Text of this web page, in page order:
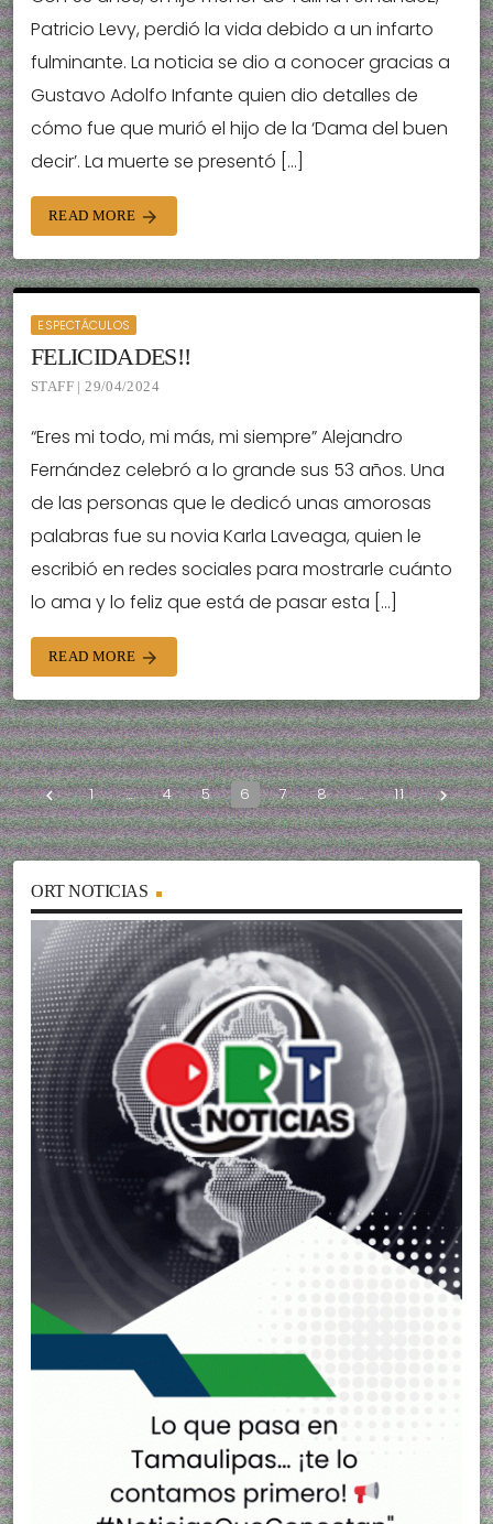
Patricio Levy, perdió la vida debido a un infarto
fulminante. La noticia se dio a conocer gracias a
Gustavo Adolfo Infante quien dio detalles de
cómo fue que murió el hijo de la ‘Dama del buen
decir’. La muerte se presentó […]
READ MORE arrow_forward
ESPECTÁCULOS
FELICIDADES!!
STAFF | 29/04/2024
“Eres mi todo, mi más, mi siempre” Alejandro
Fernández celebró a lo grande sus 53 años. Una
de las personas que le dedicó unas amorosas
palabras fue su novia Karla Laveaga, quien le
escribió en redes sociales para mostrarle cuánto
lo ama y lo feliz que está de pasar esta […]
READ MORE arrow_forward
navigate_before 1 … 4 5 6 7 8 … 11 navigate_next
ORT NOTICIAS